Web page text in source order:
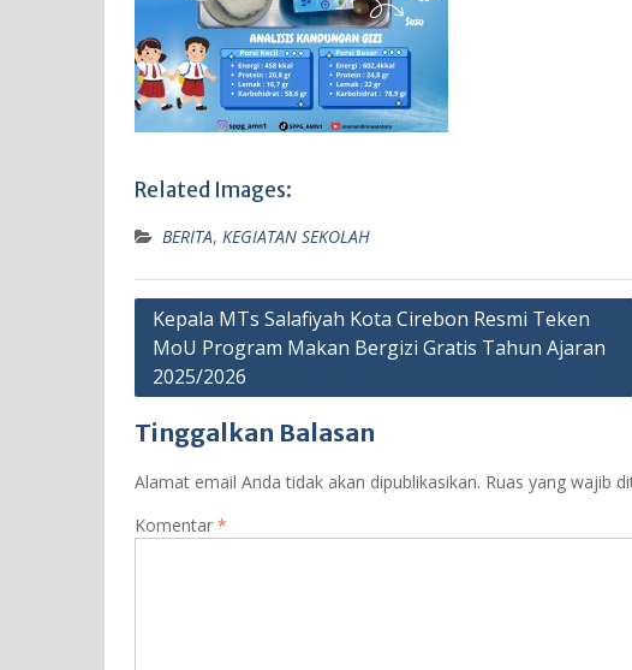
Related Images:
BERITA, KEGIATAN SEKOLAH
Navigasi
pos
Kepala MTs Salafiyah Kota Cirebon Resmi Teken
MoU Program Makan Bergizi Gratis Tahun Ajaran
2025/2026
Tinggalkan Balasan
Alamat email Anda tidak akan dipublikasikan. Ruas yang wajib
Komentar *